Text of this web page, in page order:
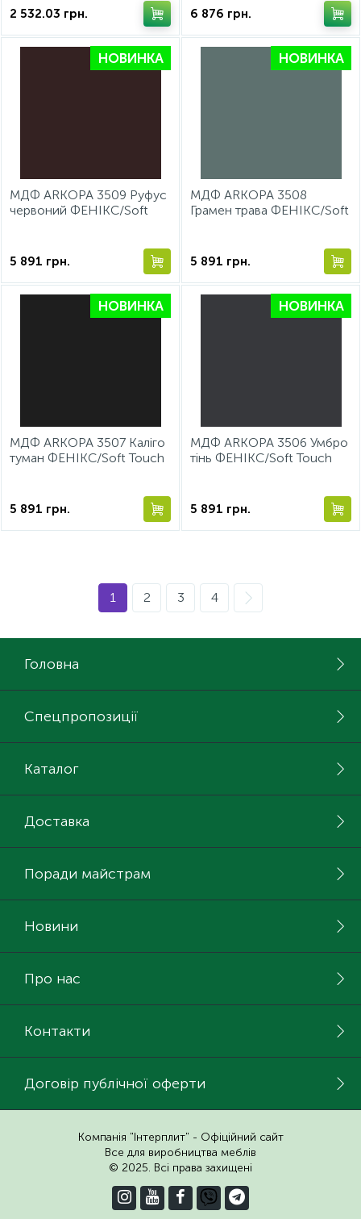
2 532.03 грн.
2800*1300*17.7мм
6 876 грн.
НОВИНКА
МДФ ARKOPA 3509 Руфус
червоний ФЕНІКС/Soft
5 891 грн.
НОВИНКА
МДФ ARKOPA 3508
Грамен трава ФЕНІКС/Soft
5 891 грн.
НОВИНКА
МДФ ARKOPA 3507 Каліго
туман ФЕНІКС/Soft Touch
5 891 грн.
НОВИНКА
МДФ ARKOPA 3506 Умбро
тінь ФЕНІКС/Soft Touch
5 891 грн.
1 2 3 4
Головна
Спецпропозиції
Каталог
Доставка
Поради майстрам
Новини
Про нас
Контакти
Договір публічної оферти
Компанія "Інтерплит" - Офіційний сайт
Все для виробництва меблів
© 2025. Всі права захищені